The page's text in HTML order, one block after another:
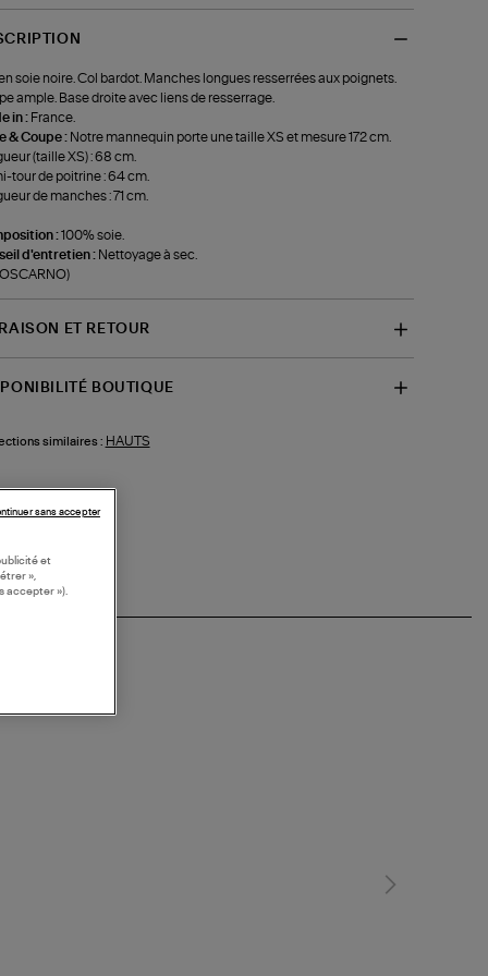
en soie noire. Col bardot. Manches longues resserrées aux poignets.
ample. Base droite avec liens de resserrage.
in : France.
& Coupe : Notre mannequin porte une taille XS et mesure 172 cm.
(taille XS) : 68 cm.
tour de poitrine : 64 cm.
de manches : 71 cm.
:100% soie.
d'entretien : Nettoyage à sec.
ET RETOUR
BOUTIQUE
similaires : HAUTS
et
»,
accepter »).
sans accepter